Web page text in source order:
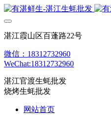
湛江霞山区百蓬路22号
微信：18312732960
WeChat:18312732960
湛江官渡生蚝批发
烧烤生蚝批发
网站首页